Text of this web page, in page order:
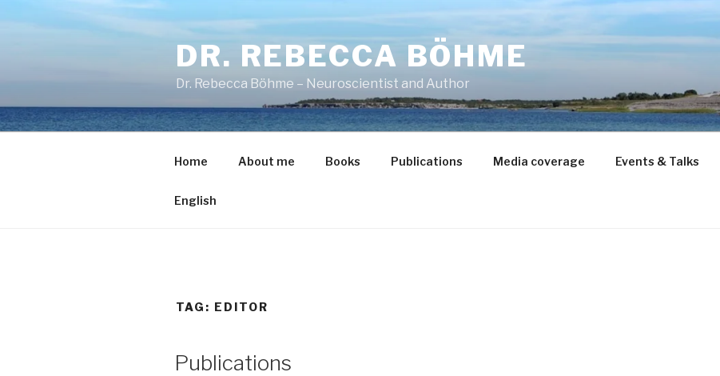
DR. REBECCA BÖHME
Dr. Rebecca Böhme – Neuroscientist and Author
Home About me Books Publications Media coverage Events & Talks
English
TAG: EDITOR
Publications